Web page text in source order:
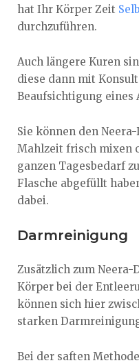
hat Ihr Körper Zeit
durchzuführen.
Auch längere Kuren
diese dann mit
Beaufsichtigung eines
Sie können den
Mahlzeit frisch mixen
ganzen Tagesbedarf
Flasche abgefüllt
dabei.
Darmreinigung
Zusätzlich zum
Körper bei der
können sich hier
starken
Bei der saften